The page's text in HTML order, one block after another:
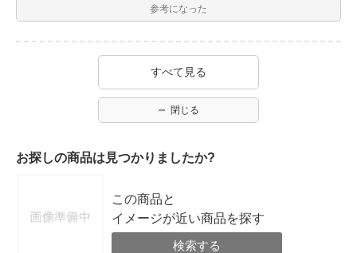
参考になった
すべて見る
閉じる
お探しの商品は見つかりましたか?
この商品と
イメージが近い商品を探す
検索する